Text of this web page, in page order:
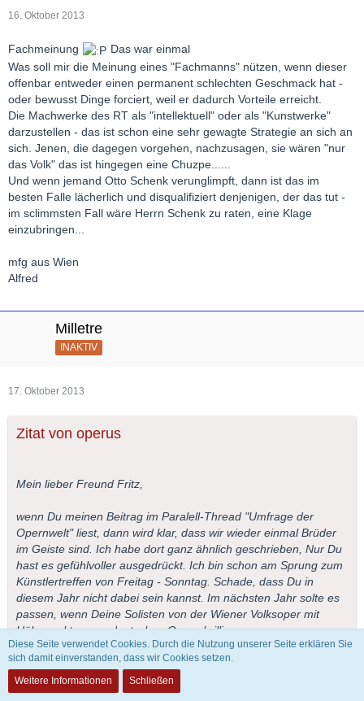
16. Oktober 2013
Fachmeinung
Das war einmal
Was soll mir die Meinung eines "Fachmanns" nützen, wenn dieser
offenbar entweder einen permanent schlechten Geschmack hat -
oder bewusst Dinge forciert, weil er dadurch Vorteile erreicht.
Die Machwerke des RT als "intellektuell" oder als "Kunstwerke"
darzustellen - das ist schon eine sehr gewagte Strategie an sich an
sich. Jenen, die dagegen vorgehen, nachzusagen, sie wären "nur
das Volk" das ist hingegen eine Chuzpe......
Und wenn jemand Otto Schenk verunglimpft, dann ist das im
besten Falle lächerlich und disqualifiziert denjenigen, der das tut -
im sclimmsten Fall wäre Herrn Schenk zu raten, eine Klage
einzubringen...
mfg aus Wien
Alfred
Milletre
INAKTIV
17. Oktober 2013
Zitat von operus
Mein lieber Freund Fritz,
wenn Du meinen Beitrag im Paralell-Thread "Umfrage der
Opernwelt" liest, dann wird klar, dass wir wieder einmal Brüder
im Geiste sind. Ich habe dort ganz ähnlich geschrieben, Nur Du
hast es gefühlvoller ausgedrückt. Ich bin schon am Sprung zum
Künstlertreffen von Freitag - Sonntag. Schade, dass Du in
diesem Jahr nicht dabei sein kannst. Im nächsten Jahr solte es
passen, wenn Deine Solisten von der Wiener Volksoper mit
Höhepunkten aus deutschen Opern brillieren.
Herzlichst
Operus
Diese Seite verwendet Cookies. Durch die Nutzung unserer Seite erklären Sie
sich damit einverstanden, dass wir Cookies setzen.
Weitere Informationen
Schließen